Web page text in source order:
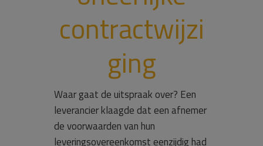
contractwijzi
ging
Waar gaat de uitspraak over? Een
leverancier klaagde dat een afnemer
de voorwaarden van hun
leveringsovereenkomst eenzijdig had